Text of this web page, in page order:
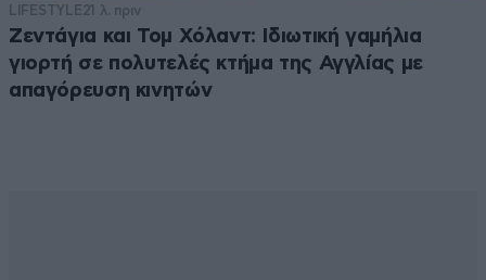
LIFESTYLE21 λ. πριν
Ζεντάγια και Τομ Χόλαντ: Ιδιωτική γαμήλια
γιορτή σε πολυτελές κτήμα της Αγγλίας με
απαγόρευση κινητών